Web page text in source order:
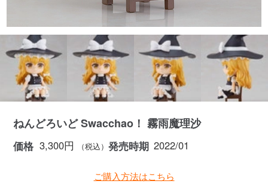
ねんどろいど Swacchao！ 霧雨魔理沙
価格 3,300円 （税込） 発売時期 2022/01
ご購入方法はこちら